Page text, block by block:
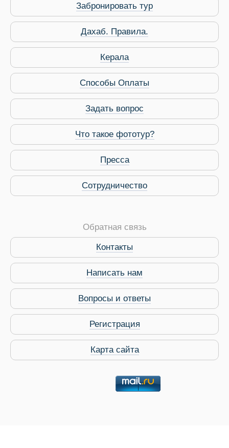
Забронировать тур
Дахаб. Правила.
Керала
Способы Оплаты
Задать вопрос
Что такое фототур?
Пресса
Сотрудничество
Обратная связь
Контакты
Написать нам
Вопросы и ответы
Регистрация
Карта сайта